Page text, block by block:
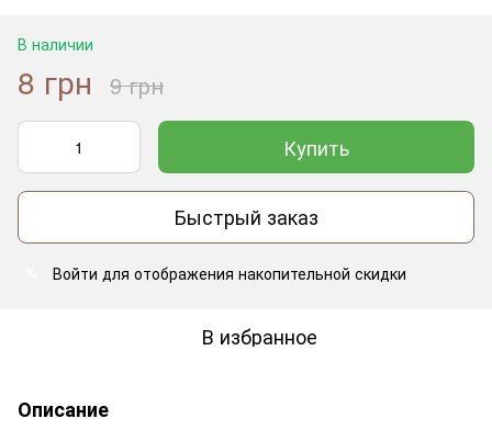
В наличии
8 грн 9 грн
Купить
Быстрый заказ
Войти для отображения накопительной скидки
В избранное
Описание